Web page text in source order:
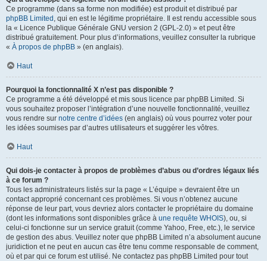
Ce programme (dans sa forme non modifiée) est produit et distribué par
phpBB Limited , qui en est le légitime propriétaire. Il est rendu accessible sous
la « Licence Publique Générale GNU version 2 (GPL-2.0) » et peut être
distribué gratuitement. Pour plus d’informations, veuillez consulter la rubrique
« À propos de phpBB » (en anglais).
Haut
Pourquoi la fonctionnalité X n’est pas disponible ?
Ce programme a été développé et mis sous licence par phpBB Limited. Si
vous souhaitez proposer l’intégration d’une nouvelle fonctionnalité, veuillez
vous rendre sur notre centre d’idées (en anglais) où vous pourrez voter pour
les idées soumises par d’autres utilisateurs et suggérer les vôtres.
Haut
Qui dois-je contacter à propos de problèmes d’abus ou d’ordres légaux liés
à ce forum ?
Tous les administrateurs listés sur la page « L’équipe » devraient être un
contact approprié concernant ces problèmes. Si vous n’obtenez aucune
réponse de leur part, vous devriez alors contacter le propriétaire du domaine
(dont les informations sont disponibles grâce à une requête WHOIS), ou, si
celui-ci fonctionne sur un service gratuit (comme Yahoo, Free, etc.), le service
de gestion des abus. Veuillez noter que phpBB Limited n’a absolument aucune
juridiction et ne peut en aucun cas être tenu comme responsable de comment,
où et par qui ce forum est utilisé. Ne contactez pas phpBB Limited pour tout